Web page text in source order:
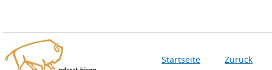
Startseite Zurück